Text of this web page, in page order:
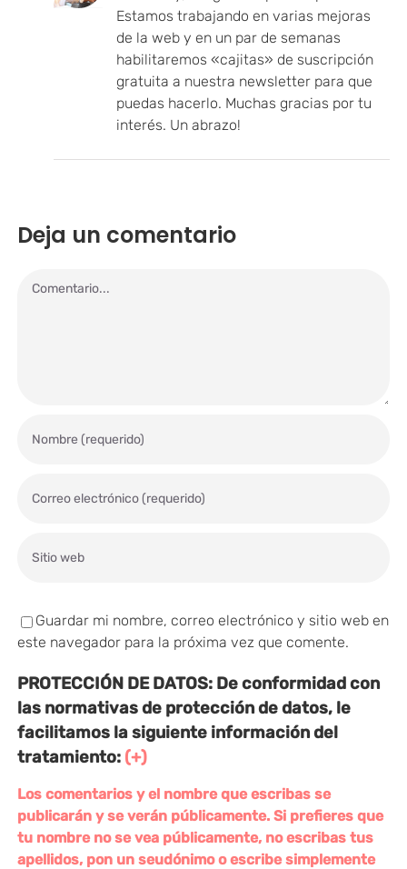
Estamos trabajando en varias mejoras
de la web y en un par de semanas
habilitaremos «cajitas» de suscripción
gratuita a nuestra newsletter para que
puedas hacerlo. Muchas gracias por tu
interés. Un abrazo!
Deja un comentario
Guardar mi nombre, correo electrónico y sitio web en
este navegador para la próxima vez que comente.
PROTECCIÓN DE DATOS:De conformidad con
las normativas de protección de datos, le
facilitamos la siguiente información del
tratamiento: (+)
Los comentarios y el nombre que escribas se
publicarán y se verán públicamente. Si prefieres que
tu nombre no se vea públicamente, no escribas tus
apellidos, pon un seudónimo o escribe simplemente